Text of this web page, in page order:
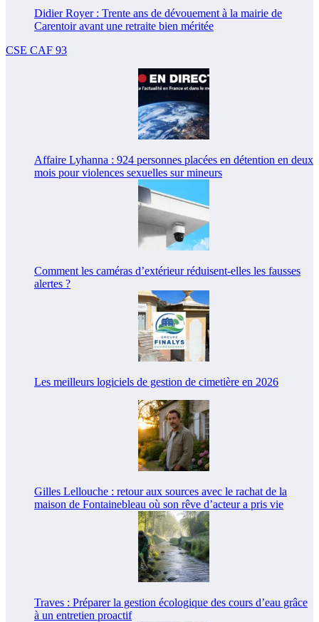
Didier Royer : Trente ans de dévouement à la mairie de
Carentoir avant une retraite bien méritée
CSE CAF 93
Affaire Lyhanna : 924 personnes placées en détention en deux
mois pour violences sexuelles sur mineurs
Comment les caméras d’extérieur réduisent-elles les fausses
alertes ?
Les meilleurs logiciels de gestion de cimetière en 2026
Gilles Lellouche : retour aux sources avec le rachat de la
maison de Fontainebleau où son rêve d’acteur a pris vie
Traves : Préparer la gestion écologique des cours d’eau grâce
à un entretien proactif